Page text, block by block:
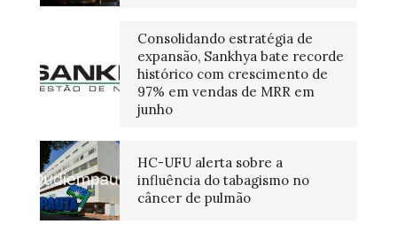
Consolidando estratégia de
expansão, Sankhya bate recorde
histórico com crescimento de
97% em vendas de MRR em
junho
HC-UFU alerta sobre a
influência do tabagismo no
câncer de pulmão